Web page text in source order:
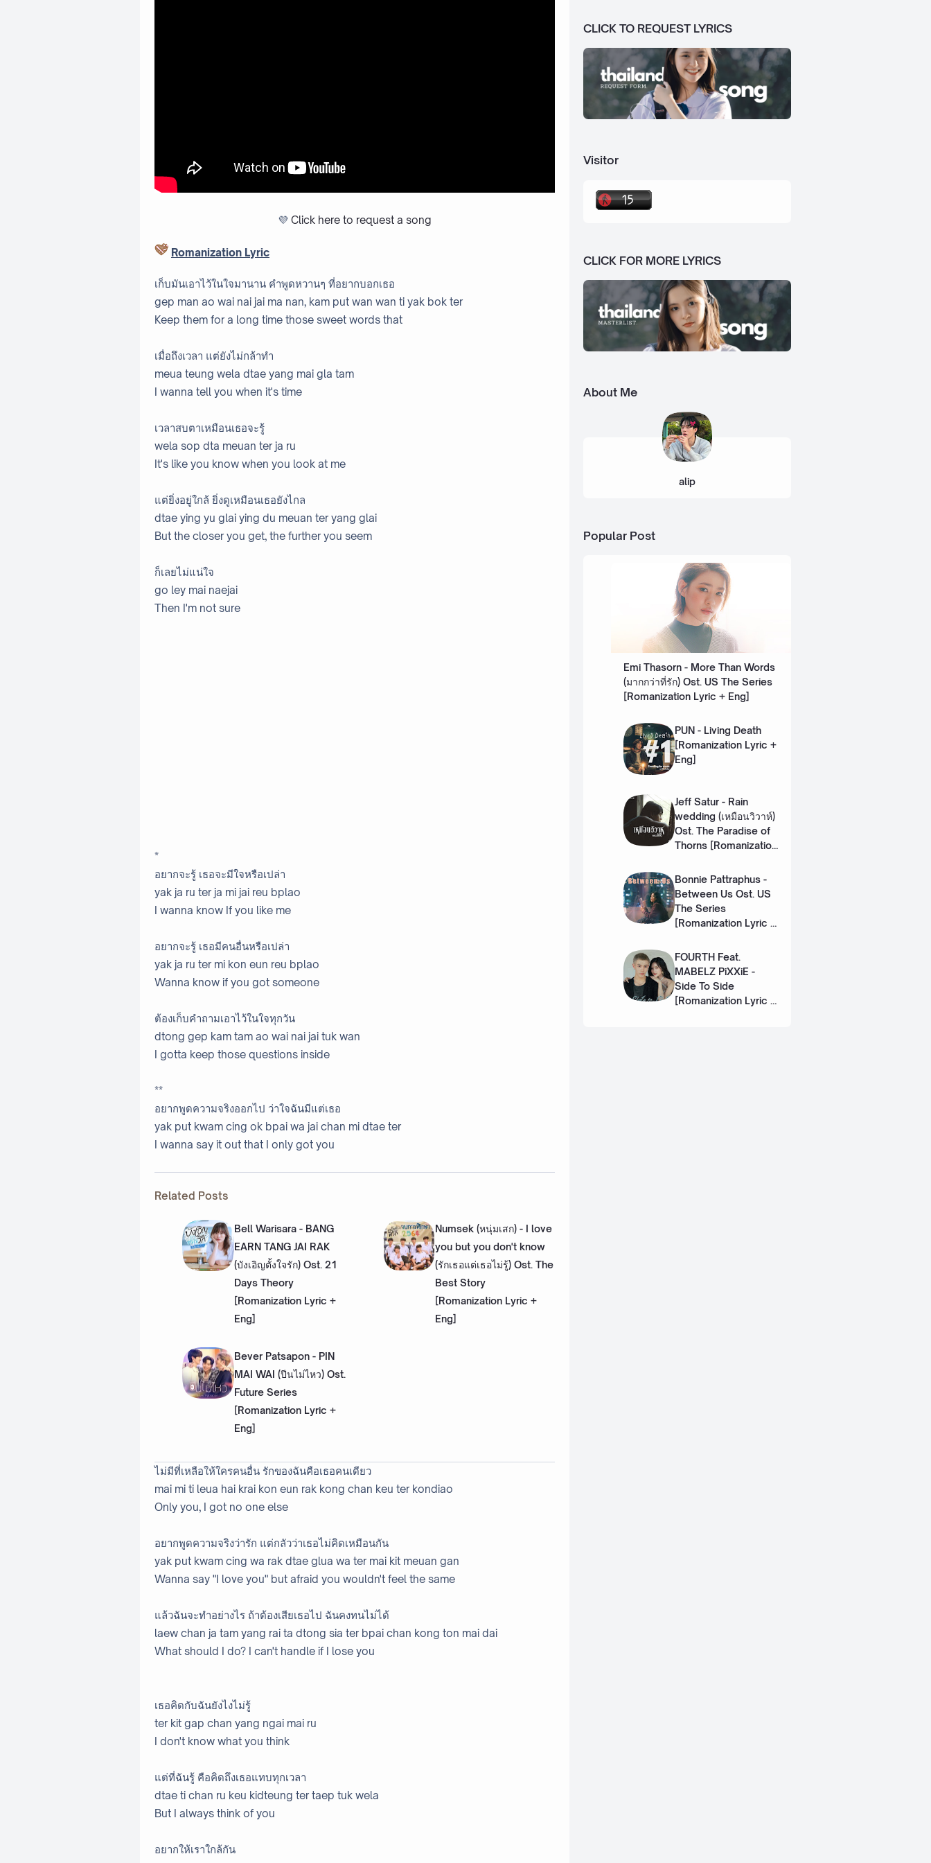
💜 Click here to request a song
Romanization Lyric
เก็บมันเอาไว้ในใจมานาน คำพูดหวานๆ ที่อยากบอกเธอ
gep man ao wai nai jai ma nan, kam put wan wan ti yak bok ter
Keep them for a long time those sweet words that
เมื่อถึงเวลา แต่ยังไม่กล้าทำ
meua teung wela dtae yang mai gla tam
I wanna tell you when it's time
เวลาสบตาเหมือนเธอจะรู้
wela sop dta meuan ter ja ru
It's like you know when you look at me
แต่ยิ่งอยู่ใกล้ ยิ่งดูเหมือนเธอยังไกล
dtae ying yu glai ying du meuan ter yang glai
But the closer you get, the further you seem
ก็เลยไม่แน่ใจ
go ley mai naejai
Then I'm not sure
*
อยากจะรู้ เธอจะมีใจหรือเปล่า
yak ja ru ter ja mi jai reu bplao
I wanna know If you like me
อยากจะรู้ เธอมีคนอื่นหรือเปล่า
yak ja ru ter mi kon eun reu bplao
Wanna know if you got someone
ต้องเก็บคำถามเอาไว้ในใจทุกวัน
dtong gep kam tam ao wai nai jai tuk wan
I gotta keep those questions inside
**
อยากพูดความจริงออกไป ว่าใจฉันมีแต่เธอ
yak put kwam cing ok bpai wa jai chan mi dtae ter
I wanna say it out that I only got you
Related Posts
Bell Warisara - BANG
EARN TANG JAI RAK
(บังเอิญตั้งใจรัก) Ost. 21
Days Theory
[Romanization Lyric +
Eng]
Numsek (หนุ่มเสก) - I love
you but you don't know
(รักเธอแต่เธอไม่รู้) Ost. The
Best Story
[Romanization Lyric +
Eng]
Bever Patsapon - PIN
MAI WAI (ปีนไม่ไหว) Ost.
Future Series
[Romanization Lyric +
Eng]
ไม่มีที่เหลือให้ใครคนอื่น รักของฉันคือเธอคนเดียว
mai mi ti leua hai krai kon eun rak kong chan keu ter kondiao
Only you, I got no one else
อยากพูดความจริงว่ารัก แต่กลัวว่าเธอไม่คิดเหมือนกัน
yak put kwam cing wa rak dtae glua wa ter mai kit meuan gan
Wanna say "I love you" but afraid you wouldn't feel the same
แล้วฉันจะทำอย่างไร ถ้าต้องเสียเธอไป ฉันคงทนไม่ได้
laew chan ja tam yang rai ta dtong sia ter bpai chan kong ton mai dai
What should I do? I can't handle if I lose you
เธอคิดกับฉันยังไงไม่รู้
ter kit gap chan yang ngai mai ru
I don't know what you think
แต่ที่ฉันรู้ คือคิดถึงเธอแทบทุกเวลา
dtae ti chan ru keu kidteung ter taep tuk wela
But I always think of you
อยากให้เราใกล้กัน
CLICK TO REQUEST LYRICS
Visitor
CLICK FOR MORE LYRICS
About Me
alip
Popular Post
Emi Thasorn - More Than Words
(มากกว่าที่รัก) Ost. US The Series
[Romanization Lyric + Eng]
PUN - Living Death
[Romanization Lyric +
Eng]
Jeff Satur - Rain
wedding (เหมือนวิวาห์)
Ost. The Paradise of
Thorns [Romanization
Bonnie Pattraphus -
Between Us Ost. US
The Series
[Romanization Lyric +
FOURTH Feat.
MABELZ PiXXiE -
Side To Side
[Romanization Lyric +